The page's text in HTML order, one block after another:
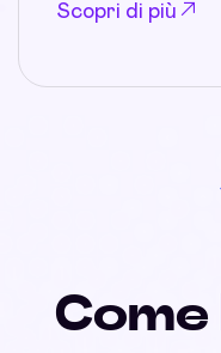
Scopri di più
Come